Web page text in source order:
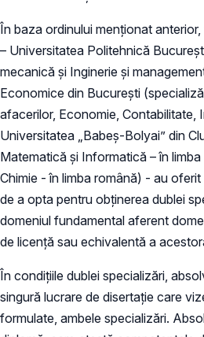
În baza ordinului menționat
– Universitatea Politehnică
mecanică și Inginerie și
Economice din București
afacerilor, Economie,
Universitatea „Babeș-Bolyai” din
Matematică și Informatică – în
Chimie - în limba română) - au
de a opta pentru obținerea dublei
domeniul fundamental aferent
de licență sau echivalentă a
În condițiile dublei specializări,
singură lucrare de disertație care
formulate, ambele specializări.